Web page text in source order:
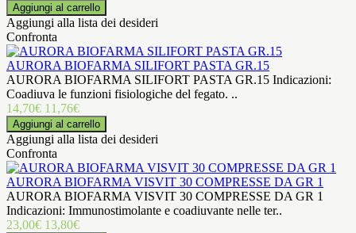
Aggiungi alla lista dei desideri
Confronta
AURORA BIOFARMA SILIFORT PASTA GR.15
AURORA BIOFARMA SILIFORT PASTA GR.15 Indicazioni:
Coadiuva le funzioni fisiologiche del fegato. ..
14,70€ 11,76€
Aggiungi alla lista dei desideri
Confronta
AURORA BIOFARMA VISVIT 30 COMPRESSE DA GR 1
AURORA BIOFARMA VISVIT 30 COMPRESSE DA GR 1
Indicazioni: Immunostimolante e coadiuvante nelle ter..
23,00€ 13,80€